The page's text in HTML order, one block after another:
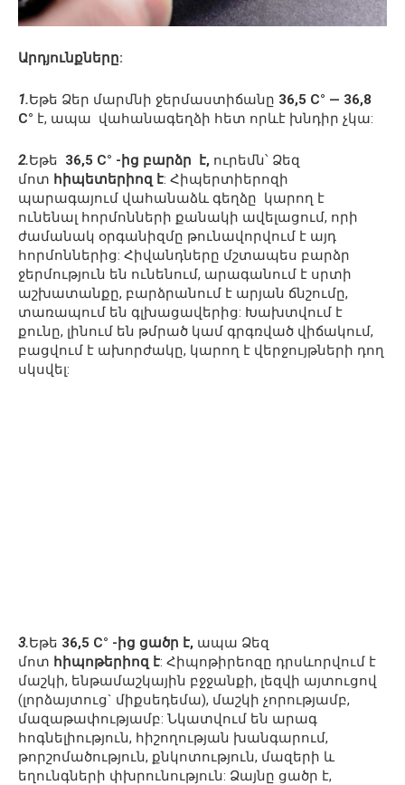
Արդյունքները:
1.Եթե Ձեր մարմնի ջերմաստիճանը 36,5 С° — 36,8
С° է, ապա վահանագեղձի հետ որևէ խնդիր չկա:
2.Եթե 36,5 С° -ից բարձր է, ուրեմն՝ Ձեզ
մոտ հիպետերիոզ է: Հիպերտիերոզի
պարագայում վահանաձև գեղձը կարող է
ունենալ հորմոնների քանակի ավելացում, որի
ժամանակ օրգանիզմը թունավորվում է այդ
հորմոններից: Հիվանդները մշտապես բարձր
ջերմություն են ունենում, արագանում է սրտի
աշխատանքը, բարձրանում է արյան ճնշումը,
տառապում են գլխացավերից: Խախտվում է
քունը, լինում են թմրած կամ գրգռված վիճակում,
բացվում է ախորժակը, կարող է վերջույթների դող
սկսվել:
3.Եթե 36,5 С° -ից ցածր է, ապա Ձեզ
մոտ հիպոթերիոզ է: Հիպոթիրեոզը դրսևորվում է
մաշկի, ենթամաշկային բջջանքի, լեզվի այտուցով
(լորձայտուց` միքսեդեմա), մաշկի չորությամբ,
մազաթափությամբ: Նկատվում են արագ
հոգնելիություն, հիշողության խանգարում,
թորշոմածություն, քնկոտություն, մազերի և
եղունգների փխրունություն: Ձայնը ցածր է,